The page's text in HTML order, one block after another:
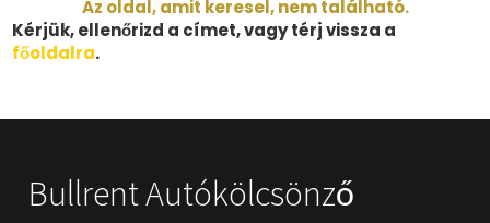
Az oldal, amit keresel, nem található.
Kérjük, ellenőrizd a címet, vagy térj vissza a
főoldalra.
Bullrent Autókölcsönző